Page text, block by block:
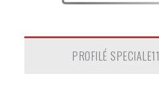
PROFILÉ SPECIALE11